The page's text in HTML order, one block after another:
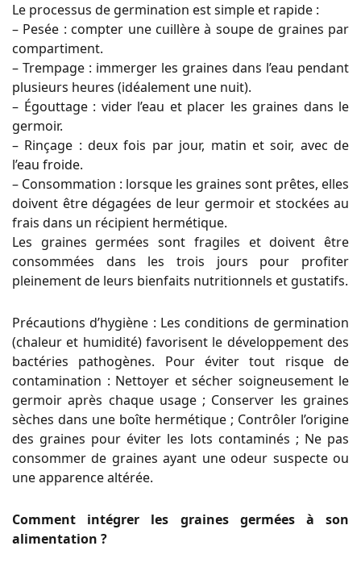
Le processus de germination est simple et rapide :
– Pesée : compter une cuillère à soupe de graines par
compartiment.
– Trempage : immerger les graines dans l’eau pendant
plusieurs heures (idéalement une nuit).
– Égouttage : vider l’eau et placer les graines dans le
germoir.
– Rinçage : deux fois par jour, matin et soir, avec de
l’eau froide.
– Consommation : lorsque les graines sont prêtes, elles
doivent être dégagées de leur germoir et stockées au
frais dans un récipient hermétique.
Les graines germées sont fragiles et doivent être
consommées dans les trois jours pour profiter
pleinement de leurs bienfaits nutritionnels et gustatifs.
Précautions d’hygiène : Les conditions de germination
(chaleur et humidité) favorisent le développement des
bactéries pathogènes. Pour éviter tout risque de
contamination : Nettoyer et sécher soigneusement le
germoir après chaque usage ; Conserver les graines
sèches dans une boîte hermétique ; Contrôler l’origine
des graines pour éviter les lots contaminés ; Ne pas
consommer de graines ayant une odeur suspecte ou
une apparence altérée.
Comment intégrer les graines germées à son
alimentation ?